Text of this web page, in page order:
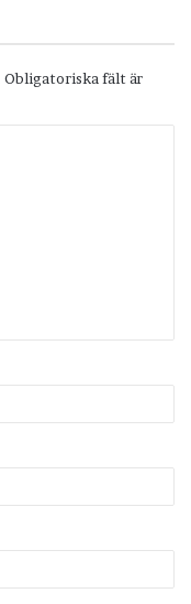
Obligatoriska fält är